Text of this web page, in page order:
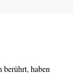
berührt, haben